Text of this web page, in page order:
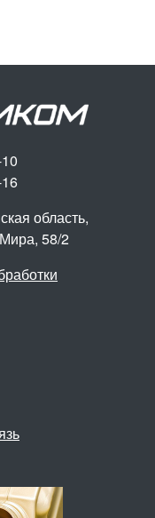
область,
58/2